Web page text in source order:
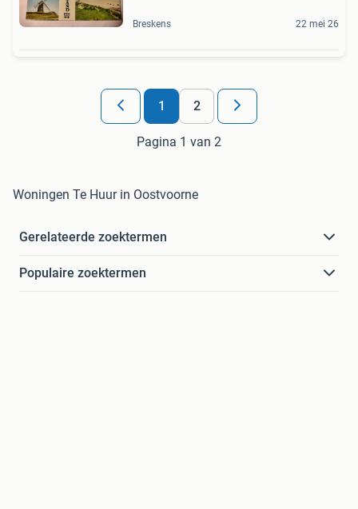
Breskens 22 mei 26
1 2
Pagina 1 van 2
Woningen Te Huur in Oostvoorne
Gerelateerde zoektermen
Populaire zoektermen